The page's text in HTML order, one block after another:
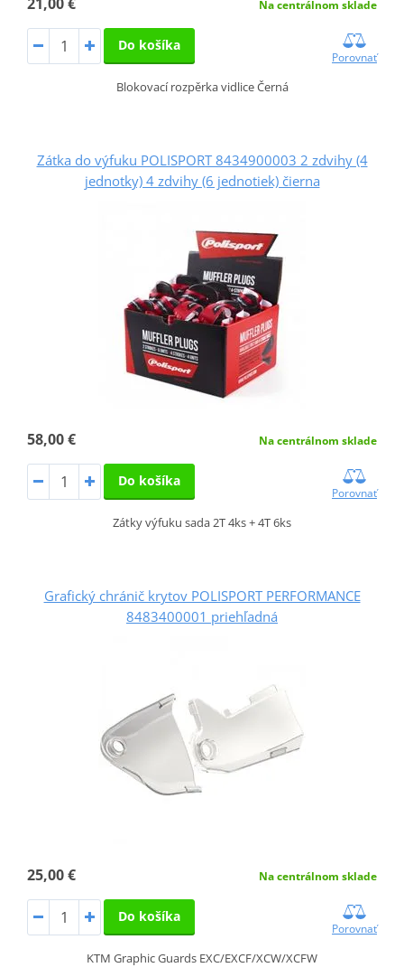
21,00 € Na centrálnom sklade
Do košíka
Porovnať
Blokovací rozpěrka vidlice Černá
Zátka do výfuku POLISPORT 8434900003 2 zdvihy (4
jednotky) 4 zdvihy (6 jednotiek) čierna
58,00 € Na centrálnom sklade
Do košíka
Porovnať
Zátky výfuku sada 2T 4ks + 4T 6ks
Grafický chránič krytov POLISPORT PERFORMANCE
8483400001 priehľadná
25,00 € Na centrálnom sklade
Do košíka
Porovnať
KTM Graphic Guards EXC/EXCF/XCW/XCFW